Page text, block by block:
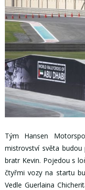
Tým Hansen
mistrovství světa
bratr Kevin. Pojedou s
čtyřmi vozy na startu
Vedle Guerlaina